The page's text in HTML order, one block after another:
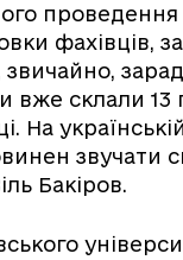
фахівців,
звичайно,
вже склали 13
На
звучати
Бакіров.